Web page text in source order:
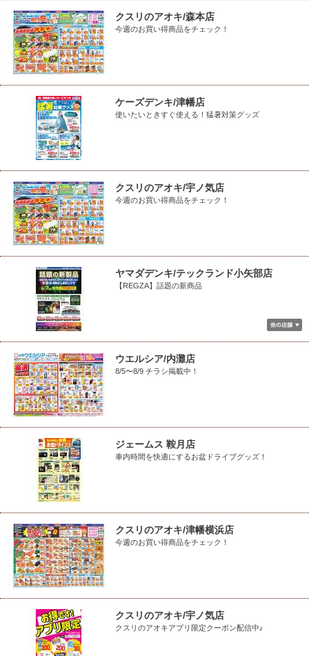
クスリのアオキ/森本店
今週のお買い得商品をチェック！
ケーズデンキ/津幡店
使いたいときすぐ使える！猛暑対策グッズ
クスリのアオキ/宇ノ気店
今週のお買い得商品をチェック！
ヤマダデンキ/テックランド小矢部店
【REGZA】話題の新商品
ウエルシア/内灘店
8/5〜8/9 チラシ掲載中！
ジェームス 鞍月店
車内時間を快適にするお盆ドライブグッズ！
クスリのアオキ/津幡横浜店
今週のお買い得商品をチェック！
クスリのアオキ/宇ノ気店
クスリのアオキアプリ限定クーポン配信中♪